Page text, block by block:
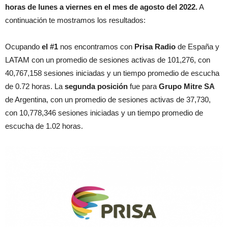
horas de lunes a viernes en el mes de agosto del 2022.A
continuación te mostramos los resultados:
Ocupando el #1 nos encontramos con Prisa Radio de España y
LATAM con un promedio de sesiones activas de 101,276, con
40,767,158 sesiones iniciadas y un tiempo promedio de escucha
de 0.72 horas. La segunda posición fue para Grupo Mitre SA
de Argentina, con un promedio de sesiones activas de 37,730,
con 10,778,346 sesiones iniciadas y un tiempo promedio de
escucha de 1.02 horas.